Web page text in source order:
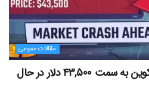
مقالات عمومی
مایکل ترپین: متاسفم، بیت‌کوین به سمت ۴۳,۵۰۰ دلار در حال